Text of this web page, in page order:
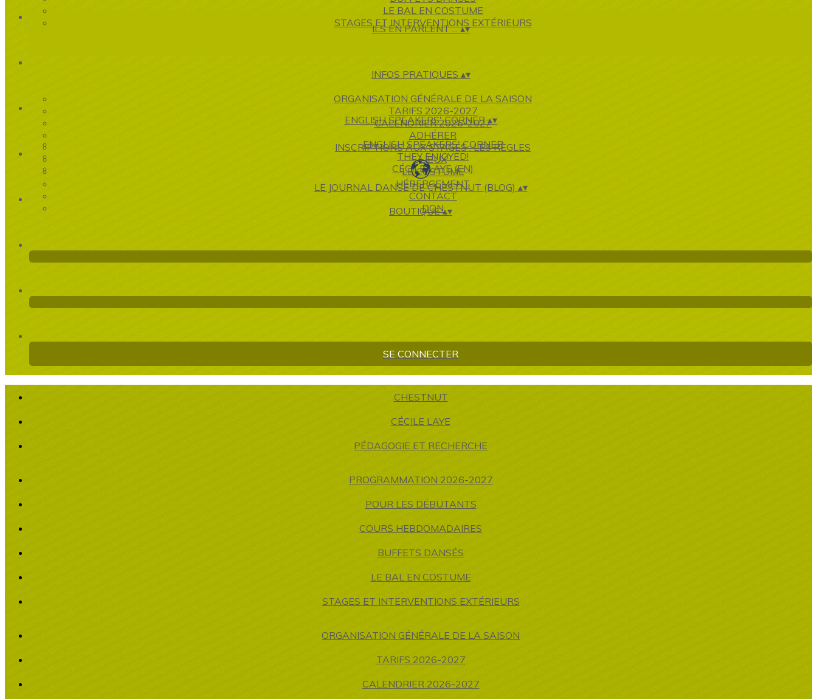
LE BAL EN COSTUME
STAGES ET INTERVENTIONS EXTÉRIEURS
ILS EN PARLENT ...▴▾
INFOS PRATIQUES ▴▾
ORGANISATION GÉNÉRALE DE LA SAISON
TARIFS 2026-2027
CALENDRIER 2026-2027
ADHÉRER
INSCRIPTIONS AUX STAGES : LES RÈGLES
LIEUX
LE COSTUME
HÉBERGEMENT
CONTACT
DON
ENGLISH SPEAKERS' CORNER▴▾
ENGLISH SPEAKERS' CORNER
THEY ENJOYED!
CÉCILE LAYE (EN)
LE JOURNAL DANSÉ DE CHESTNUT (BLOG) ▴▾
BOUTIQUE▴▾
SE CONNECTER
CHESTNUT
CÉCILE LAYE
PÉDAGOGIE ET RECHERCHE
PROGRAMMATION 2026-2027
POUR LES DÉBUTANTS
COURS HEBDOMADAIRES
BUFFETS DANSÉS
LE BAL EN COSTUME
STAGES ET INTERVENTIONS EXTÉRIEURS
ORGANISATION GÉNÉRALE DE LA SAISON
TARIFS 2026-2027
CALENDRIER 2026-2027